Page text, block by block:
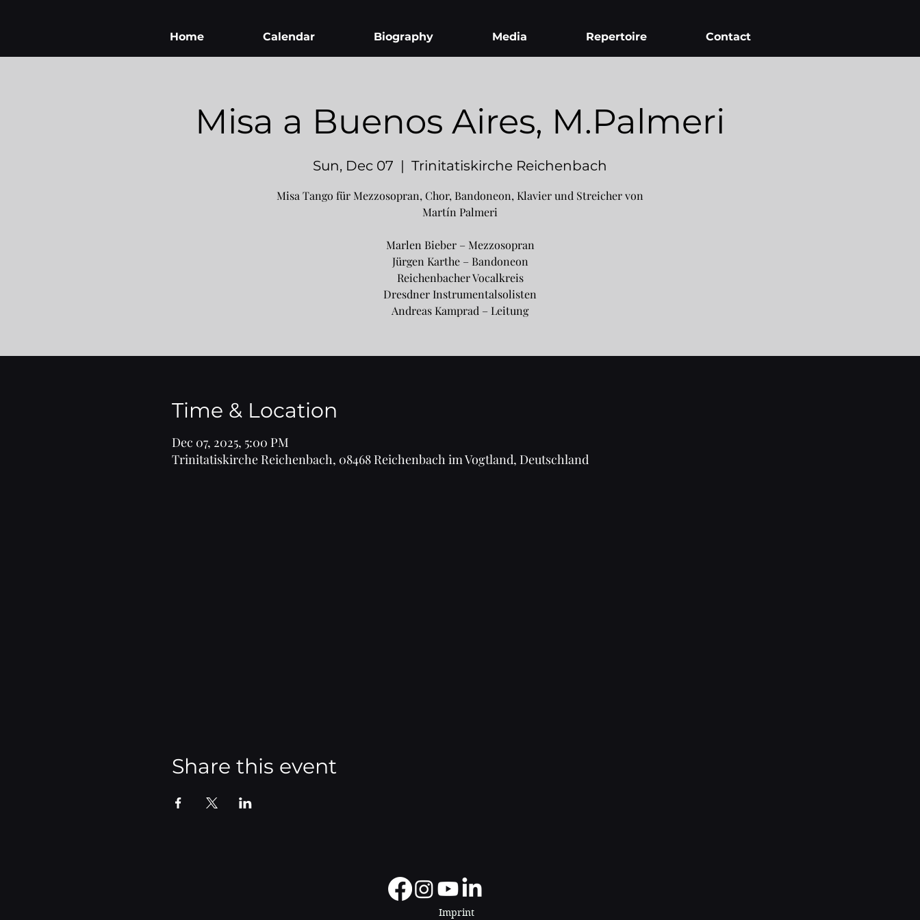
Home Calendar Biography Media Repertoire Contact
Misa a Buenos Aires, M.Palmeri
Sun, Dec 07
  |
Trinitatiskirche Reichenbach
Misa Tango für Mezzosopran, Chor, Bandoneon, Klavier und Streicher von
Martín Palmeri
Marlen Bieber – Mezzosopran
Jürgen Karthe – Bandoneon
Reichenbacher Vocalkreis
Dresdner Instrumentalsolisten
Andreas Kamprad – Leitung
Time & Location
Dec 07, 2025, 5:00 PM
Trinitatiskirche Reichenbach, 08468 Reichenbach im Vogtland, Deutschland
Share this event
Imprint